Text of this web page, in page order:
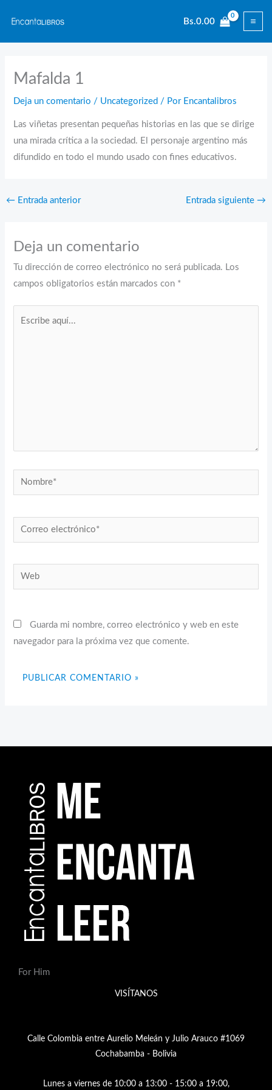
contenido
Bs.0.00
Mafalda 1
Deja un comentario / Uncategorized / Por Encantalibros
Las viñetas presentan pequeñas historias en las que se dirige
una mirada crítica a la sociedad. El personaje argentino más
difundido en todo el mundo usado con fines educativos.
← Entrada anterior Entrada siguiente →
Deja un comentario
Tu dirección de correo electrónico no será publicada. Los
campos obligatorios están marcados con *
Nombre*
Correo
electrónico*
Web
Guarda mi nombre, correo electrónico y web en este
navegador para la próxima vez que comente.
For Him
VISÍTANOS
Calle Colombia entre Aurelio Meleán y Julio Arauco #1069
Cochabamba - Bolivia
Lunes a viernes de 10:00 a 13:00 - 15:00 a 19:00,